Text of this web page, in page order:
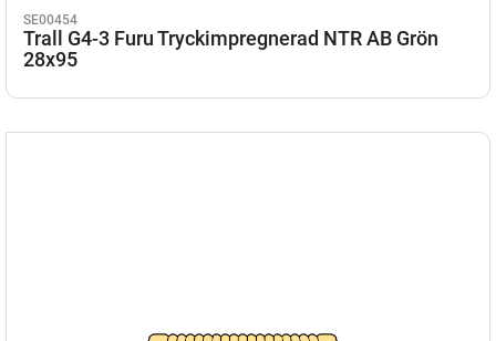
SE00454
Trall G4-3 Furu Tryckimpregnerad NTR AB Grön
28x95